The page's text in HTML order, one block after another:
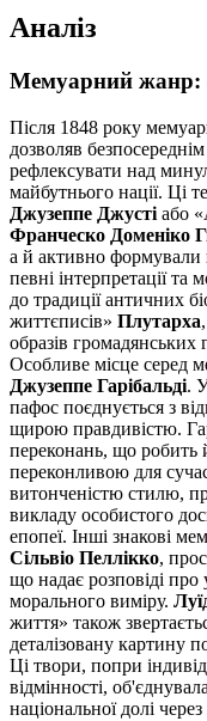
Аналіз
Мемуарний жанр:
Після 1848 року
дозволяв
рефлексувати над
майбутнього нації. Ці
Джузеппе Джусті або
Франческо Доменіко
а й активно
певні інтерпретації та
до традиції античних
життєписів» Плутарха
образів громадянських
Особливе місце серед
Джузеппе Гарібальді.
пафос поєднується з
щирою правдивістю.
переконань, що робить
переконливою для
витонченістю стилю,
викладу особистого
епопеї. Інші знакові
Сільвіо Пеллікко,
що надає розповіді
морального виміру.
життя» також
деталізовану картину
Ці твори, попри
відмінності,
національної долі